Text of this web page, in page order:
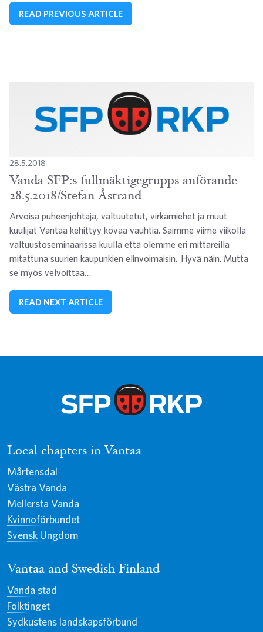
READ PREVIOUS ARTICLE
28.5.2018
Vanda SFP:s fullmäktigegrupps anförande
28.5.2018/Stefan Åstrand
Arvoisa puheenjohtaja, valtuutetut, virkamiehet ja muut
kuulijat Vantaa kehittyy kovaa vauhtia. Saimme viime viikolla
valtuustoseminaarissa kuulla että olemme eri mittareilla
mitattuna suurien kaupunkien elinvoimaisin. Hyvä näin. Mutta
se myös velvoittaa…
READ NEXT ARTICLE
Local chapters in Vantaa
Mårtensdal
Västra Vanda
Mellersta Vanda
Kvinnoförbundet
Svensk Ungdom
Vantaa and Swedish Finland
Vanda stad
Folktinget
Sydkustens landskapsförbund